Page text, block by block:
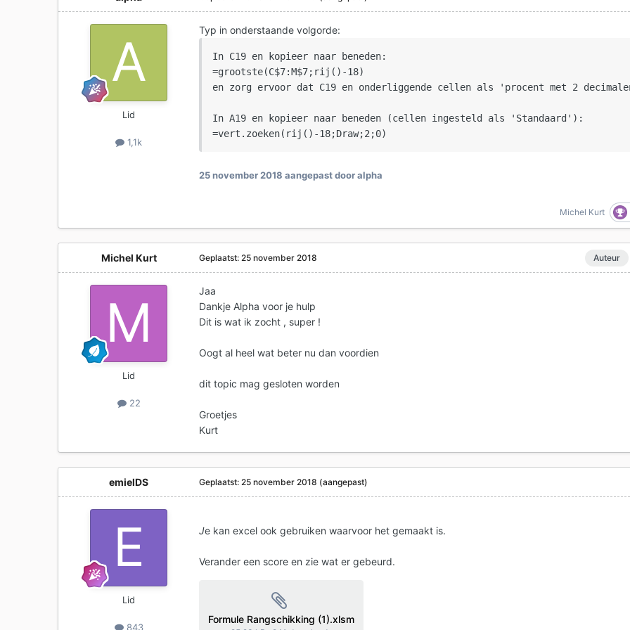
Lid
1,1k
Typ in onderstaande volgorde:
In C19 en kopieer naar beneden:
=grootste(C$7:M$7;rij()-18)
en zorg ervoor dat C19 en onderliggende cellen als 'procent met 2
In A19 en kopieer naar beneden (cellen ingesteld als 'Standaard'):
=vert.zoeken(rij()-18;Draw;2;0)
25 november 2018 aangepast door alpha
Michel Kurt
Michel Kurt
Lid
22
Auteur
Geplaatst: 25 november 2018
Jaa
Dankje Alpha voor je hulp
Dit is wat ik zocht , super !
Oogt al heel wat beter nu dan voordien
dit topic mag gesloten worden
Groetjes
Kurt
emielDS
Lid
843
Geplaatst: 25 november 2018 (aangepast)
Je kan excel ook gebruiken waarvoor het gemaakt is.
Verander een score en zie wat er gebeurd.
Formule Rangschikking (1).xlsm